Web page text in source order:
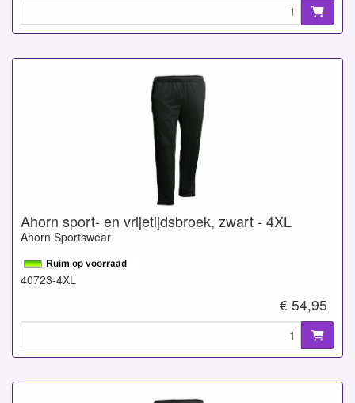
Ahorn sport- en vrijetijdsbroek, zwart - 4XL
Ahorn Sportswear
40723-4XL
€ 54,95